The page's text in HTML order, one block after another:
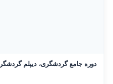
دوره جامع گردشگری، دیپلم گردشگری